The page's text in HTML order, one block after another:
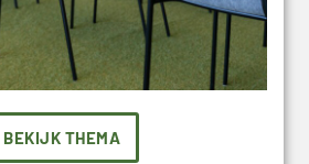
BEKIJK THEMA